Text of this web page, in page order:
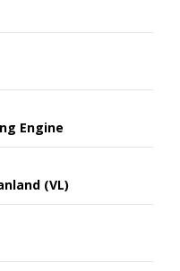
Engine
(VL)